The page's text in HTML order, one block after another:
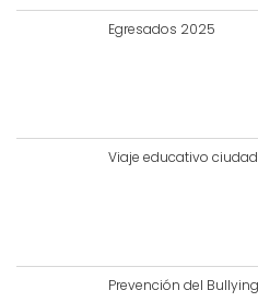
Egresados 2025
Viaje educativo
Prevención del Bullying